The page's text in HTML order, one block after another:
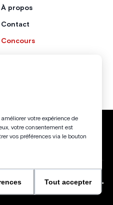
votre expérience de
votre consentement est
vos préférences via le bouton
Tout accepter
À propos
Contact
Concours
Conditions générales
cookies
WEBSITE BY